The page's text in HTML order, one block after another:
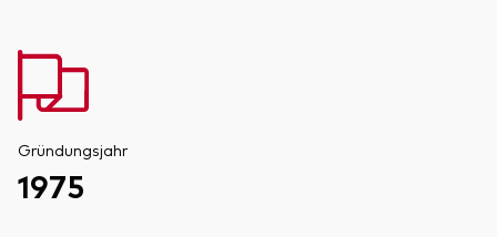
Gründungsjahr
1975